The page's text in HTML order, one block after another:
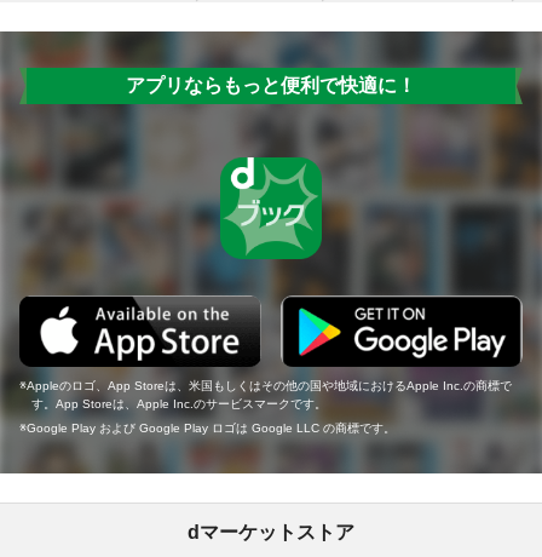
アプリならもっと便利で快適に！
Appleのロゴ、App Storeは、米国もしくはその他の国や地域におけるApple Inc.の商標で
す。App Storeは、Apple Inc.のサービスマークです。
Google Play および Google Play ロゴは Google LLC の商標です。
dマーケットストア